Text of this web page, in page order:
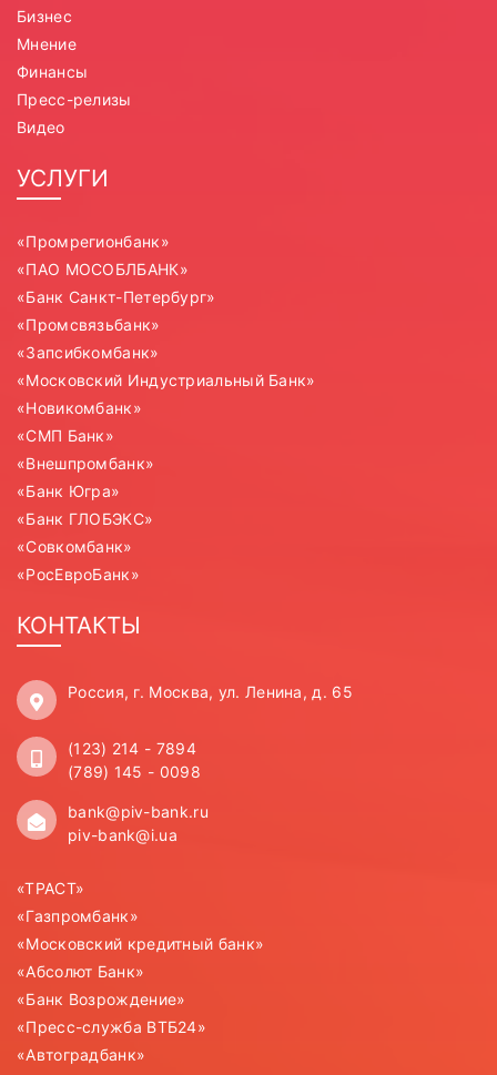
Бизнес
Мнение
Финансы
Пресс-релизы
Видео
УСЛУГИ
«Промрегионбанк»
«ПАО МОСОБЛБАНК»
«Банк Санкт-Петербург»
«Промсвязьбанк»
«Запсибкомбанк»
«Московский Индустриальный Банк»
«Новикомбанк»
«СМП Банк»
«Внешпромбанк»
«Банк Югра»
«Банк ГЛОБЭКС»
«Совкомбанк»
«РосЕвроБанк»
КОНТАКТЫ
Россия, г. Москва, ул. Ленина, д. 65
(123) 214 - 7894
(789) 145 - 0098
bank@piv-bank.ru
piv-bank@i.ua
«ТРАСТ»
«Газпромбанк»
«Московский кредитный банк»
«Абсолют Банк»
«Банк Возрождение»
«Пресс-служба ВТБ24»
«Автоградбанк»